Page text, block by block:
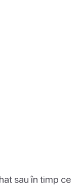
sau în timp ce